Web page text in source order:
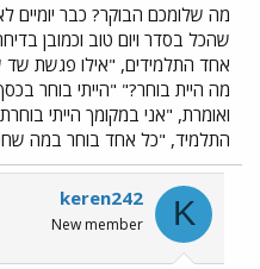
מה שלומכם הבוקר? כבר יומיים
שהכל בסדר ויום טוב וכמובן
אחד התלמידים, "אילו פגשת שד
מה היית בוחר?" "הייתי בוחר
ואומרת, "אני במקומך הייתי
התלמיד, "כל אחד בוחר במה
K
keren242
New member